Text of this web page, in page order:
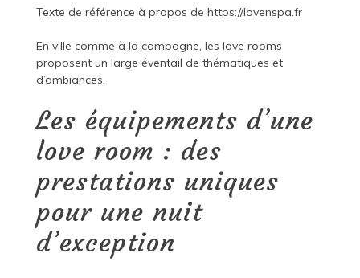
Texte de référence à propos de https://lovenspa.fr
En ville comme à la campagne, les love rooms
proposent un large éventail de thématiques et
d’ambiances.
Les équipements d’une
love room : des
prestations uniques
pour une nuit
d’exception